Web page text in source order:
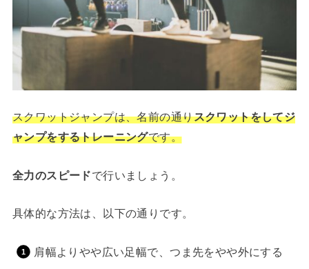
スクワットジャンプは、名前の通りスクワットをしてジ
ャンプをするトレーニングです。
全力のスピードで行いましょう。
具体的な方法は、以下の通りです。
肩幅よりやや広い足幅で、つま先をやや外にする